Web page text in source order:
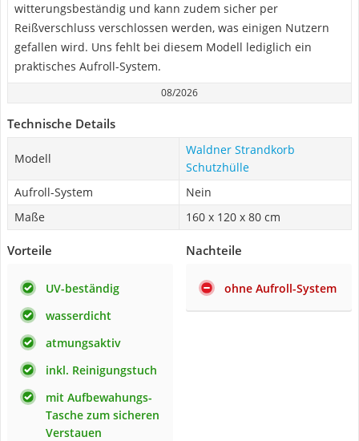
witterungsbeständig und kann zudem sicher per
Reißverschluss verschlossen werden, was einigen Nutzern
gefallen wird. Uns fehlt bei diesem Modell lediglich ein
praktisches Aufroll-System.
08/2026
Technische Details
Modell
Waldner Strandkorb
Schutzhülle
Aufroll-System
Nein
Maße
160 x 120 x 80 cm
Vorteile
UV-beständig
wasserdicht
atmungsaktiv
inkl. Reinigungstuch
mit Aufbewahungs-
Tasche zum sicheren
Verstauen
Nachteile
ohne Aufroll-System